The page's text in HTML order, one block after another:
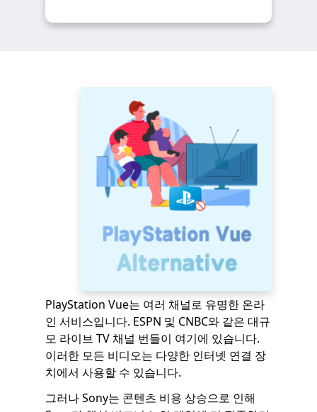
PlayStation Vue는 여러 채널로 유명한 온라
인 서비스입니다. ESPN 및 CNBC와 같은 대규
모 라이브 TV 채널 번들이 여기에 있습니다.
이러한 모든 비디오는 다양한 인터넷 연결 장
치에서 사용할 수 있습니다.
그러나 Sony는 콘텐츠 비용 상승으로 인해